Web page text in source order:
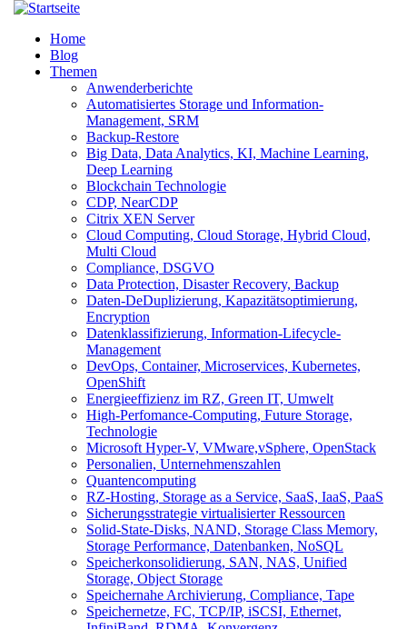
Direkt
Menüsichtbarkeit
umschalten
Home
Blog
Themen
Anwenderberichte
Automatisiertes Storage und Information-
Management, SRM
Backup-Restore
Big Data, Data Analytics, KI, Machine Learning,
Deep Learning
Blockchain Technologie
CDP, NearCDP
Citrix XEN Server
Cloud Computing, Cloud Storage, Hybrid Cloud,
Multi Cloud
Compliance, DSGVO
Data Protection, Disaster Recovery, Backup
Daten-DeDuplizierung, Kapazitätsoptimierung,
Encryption
Datenklassifizierung, Information-Lifecycle-
Management
DevOps, Container, Microservices, Kubernetes,
OpenShift
Energieeffizienz im RZ, Green IT, Umwelt
High-Perfomance-Computing, Future Storage,
Technologie
Microsoft Hyper-V, VMware,vSphere, OpenStack
Personalien, Unternehmenszahlen
Quantencomputing
RZ-Hosting, Storage as a Service, SaaS, IaaS, PaaS
Sicherungsstrategie virtualisierter Ressourcen
Solid-State-Disks, NAND, Storage Class Memory,
Storage Performance, Datenbanken, NoSQL
Speicherkonsolidierung, SAN, NAS, Unified
Storage, Object Storage
Speichernahe Archivierung, Compliance, Tape
Speichernetze, FC, TCP/IP, iSCSI, Ethernet,